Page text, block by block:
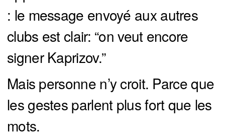
: le message envoyé aux autres
clubs est clair: “on veut encore
signer Kaprizov.”
Mais personne n’y croit. Parce que
les gestes parlent plus fort que les
mots.